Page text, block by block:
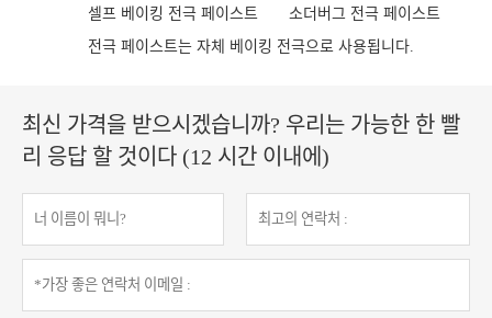
셀프 베이킹 전극 페이스트
소더버그 전극 페이스트
전극 페이스트는 자체 베이킹 전극으로 사용됩니다.
최신 가격을 받으시겠습니까? 우리는 가능한 한 빨
리 응답 할 것이다 (12 시간 이내에)